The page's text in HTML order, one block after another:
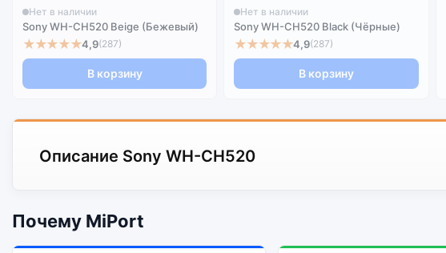
Нет в наличии
Sony WH-CH520 Beige (Бежевый)
★★★★★4,9(287)
В корзину
Нет в наличии
Sony WH-CH520 Black (Чёрные)
★★★★★4,9(287)
В корзину
Описание Sony WH-CH520
Почему MiPort